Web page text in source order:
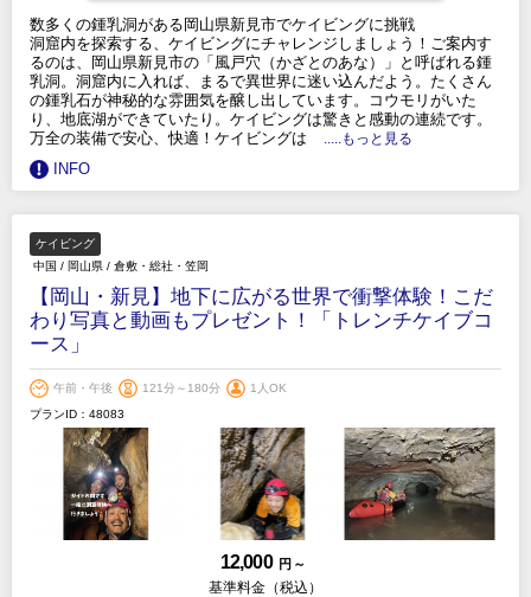
数多くの鍾乳洞がある岡山県新見市でケイビングに挑戦
洞窟内を探索する、ケイビングにチャレンジしましょう！ご案内す
るのは、岡山県新見市の「風戸穴（かざとのあな）」と呼ばれる鍾
乳洞。洞窟内に入れば、まるで異世界に迷い込んだよう。たくさん
の鍾乳石が神秘的な雰囲気を醸し出しています。コウモリがいた
り、地底湖ができていたり。ケイビングは驚きと感動の連続です。
万全の装備で安心、快適！ケイビングは
.....もっと見る
INFO
ケイビング
中国 / 岡山県 / 倉敷・総社・笠岡
【岡山・新見】地下に広がる世界で衝撃体験！こだ
わり写真と動画もプレゼント！「トレンチケイブコ
ース」
午前・午後 121分～180分
1人OK
プランID：48083
12,000 円 ～
基準料金（税込）